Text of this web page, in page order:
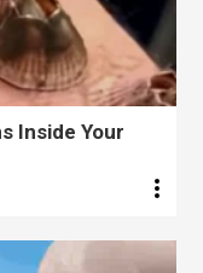
Inside Your